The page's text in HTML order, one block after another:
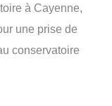
à Cayenne,
une prise de
conservatoire